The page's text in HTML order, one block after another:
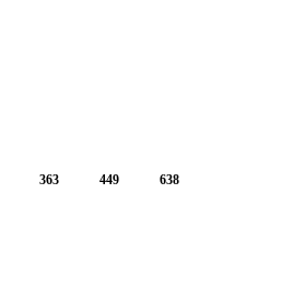
363 449 638